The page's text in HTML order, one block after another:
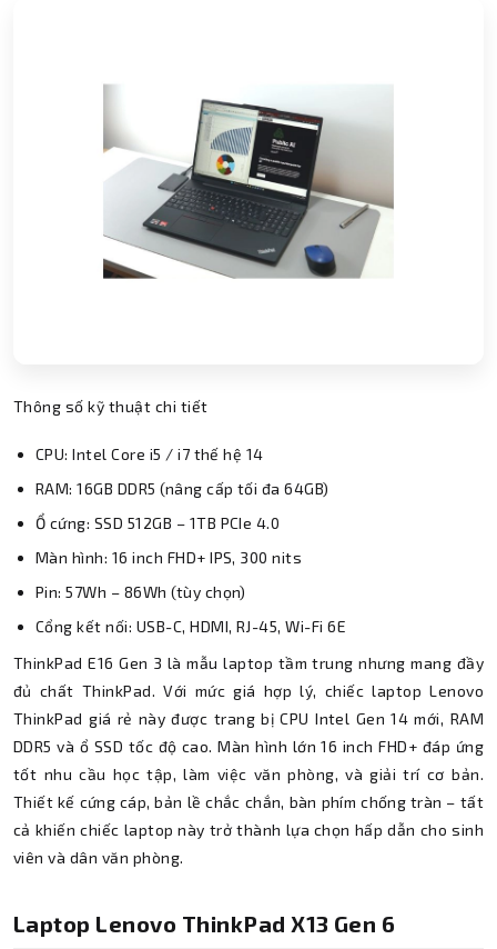
Thông số kỹ thuật chi tiết
CPU: Intel Core i5 / i7 thế hệ 14
RAM: 16GB DDR5 (nâng cấp tối đa 64GB)
Ổ cứng: SSD 512GB – 1TB PCIe 4.0
Màn hình: 16 inch FHD+ IPS, 300 nits
Pin: 57Wh – 86Wh (tùy chọn)
Cổng kết nối: USB-C, HDMI, RJ-45, Wi-Fi 6E
ThinkPad E16 Gen 3 là mẫu laptop tầm trung nhưng mang đầy
đủ chất ThinkPad. Với mức giá hợp lý, chiếc laptop Lenovo
ThinkPad giá rẻ này được trang bị CPU Intel Gen 14 mới, RAM
DDR5 và ổ SSD tốc độ cao. Màn hình lớn 16 inch FHD+ đáp ứng
tốt nhu cầu học tập, làm việc văn phòng, và giải trí cơ bản.
Thiết kế cứng cáp, bản lề chắc chắn, bàn phím chống tràn – tất
cả khiến chiếc laptop này trở thành lựa chọn hấp dẫn cho sinh
viên và dân văn phòng.
Laptop Lenovo ThinkPad X13 Gen 6